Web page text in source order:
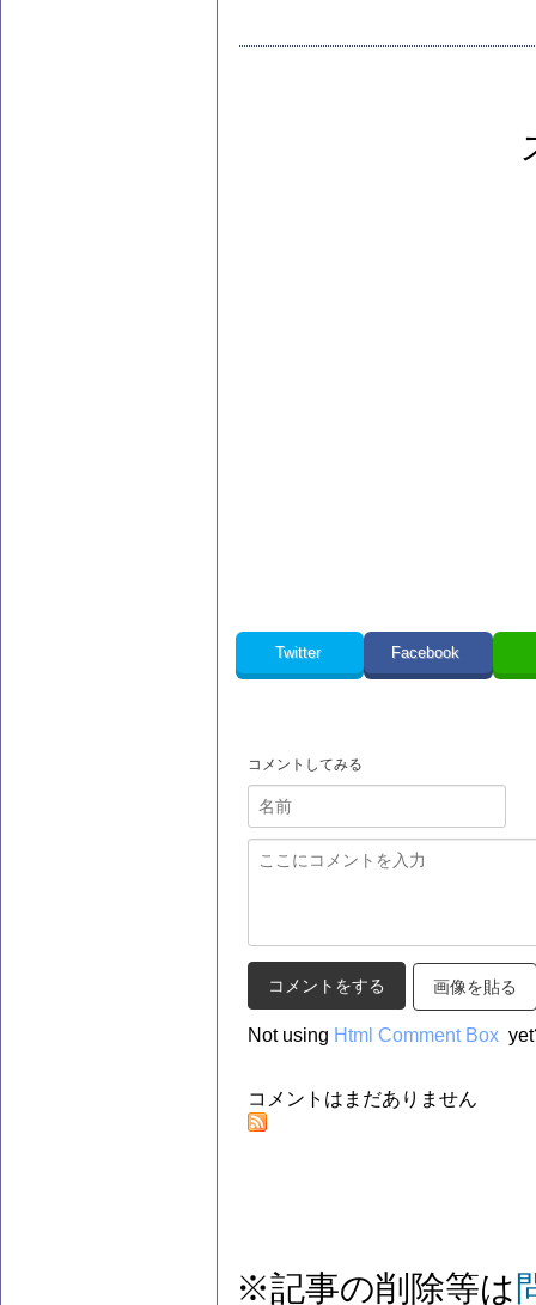
Twitter Facebook
コメントしてみる
画像を貼る
Not using Html Comment Box
コメントはまだありません
※記事の削除等は